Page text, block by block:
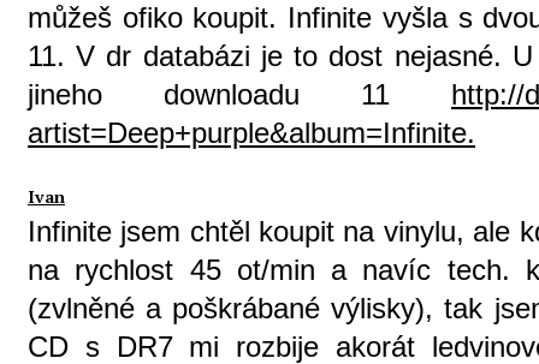
můžeš ofiko koupit. Infinite vyšla s
11. V dr databázi je to dost nejasné.
jineho downloadu 11 http://
artist=Deep+purple&album=Infinite.
Ivan
Infinite jsem chtěl koupit na vinylu, ale
na rychlost 45 ot/min a navíc tech.
(zvlněné a poškrábané výlisky), tak
CD s DR7 mi rozbije akorát